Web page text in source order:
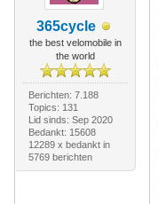
365cycle
the best velomobile in
the world
Berichten: 7.188
Topics: 131
Lid sinds: Sep 2020
Bedankt: 15608
12289 x bedankt in
5769 berichten